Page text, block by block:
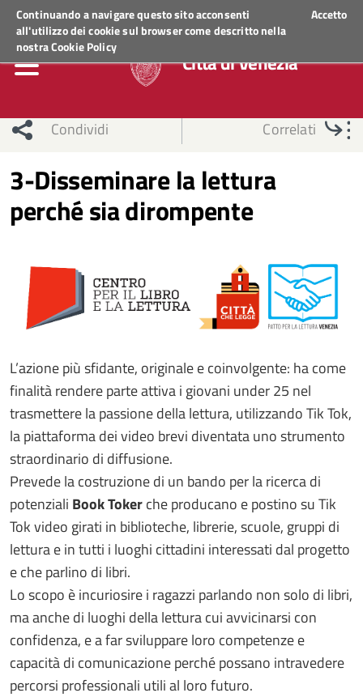
Continuando a navigare questo sito acconsenti
all'utilizzo dei cookie sul browser come descritto nella
nostraCookie Policy
Accetto
Regione Veneto ACCEDI AI SERVIZI
Città di Venezia
Condividi Correlati
3-Disseminare la lettura
perché sia dirompente
L’azione più sfidante, originale e coinvolgente: ha come
finalità rendere parte attiva i giovani under 25 nel
trasmettere la passione della lettura, utilizzando Tik Tok,
la piattaforma dei video brevi diventata uno strumento
straordinario di diffusione.
Prevede la costruzione di un bando per la ricerca di
potenziali Book Tokerche producano e postino su Tik
Tok video girati in biblioteche, librerie, scuole, gruppi di
lettura e in tutti i luoghi cittadini interessati dal progetto
e che parlino di libri.
Lo scopo è incuriosire i ragazzi parlando non solo di libri,
ma anche di luoghi della lettura cui avvicinarsi con
confidenza, e a far sviluppare loro competenze e
capacità di comunicazione perché possano intravedere
percorsi professionali utili al loro futuro.